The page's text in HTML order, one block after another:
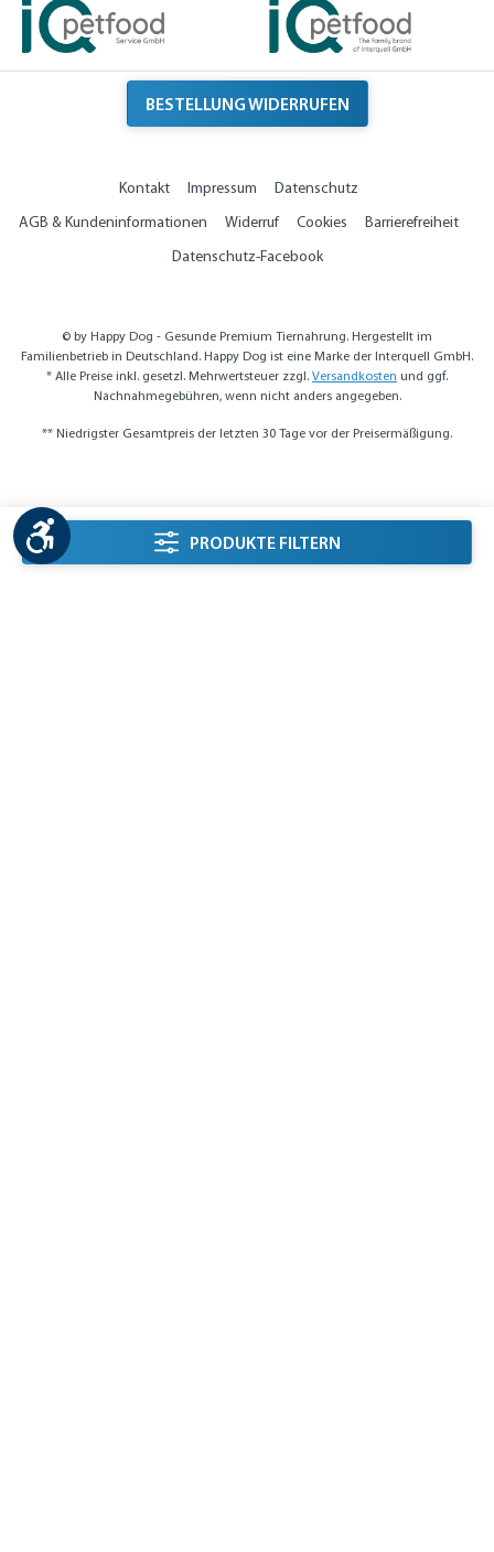
Seitenleiste FilterPRODUKTE FILTERN
BESTELLUNG WIDERRUFEN
Kontakt Impressum
Datenschutz
AGB & Kundeninformationen
Widerruf Cookies
Barrierefreiheit
Datenschutz-Facebook
© by Happy Dog - Gesunde Premium Tiernahrung. Hergestellt im
Familienbetrieb in Deutschland. Happy Dog ist eine Marke der Interquell GmbH.
* Alle Preise inkl. gesetzl. Mehrwertsteuer zzgl. Versandkosten und ggf.
Nachnahmegebühren, wenn nicht anders angegeben.
** Niedrigster Gesamtpreis der letzten 30 Tage vor der Preisermäßigung.
Werkzeugleiste anzeigen